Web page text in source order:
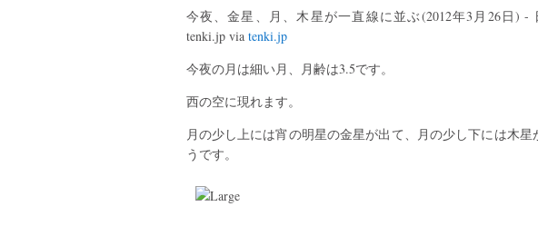
今夜、金星、月、木星が一直線に並ぶ(2012年3月26日)
tenki.jp via tenki.jp
今夜の月は細い月、月齢は3.5です。
西の空に現れます。
月の少し上には宵の明星の金星が出て、月の少し下には木
うです。